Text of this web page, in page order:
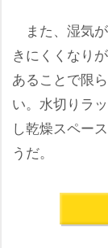
また、湿気
きにくくなり
あることで限
い。水切りラ
し乾燥スペー
うだ。